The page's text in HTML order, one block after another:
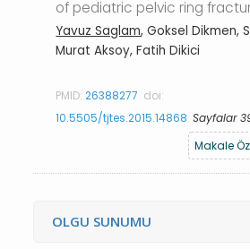
of pediatric pelvic ring
Yavuz Saglam, Goksel Dikmen,
Murat Aksoy, Fatih Dikici
PMID:26388277 doi:
10.5505/tjtes.2015.14868 Sayfalar
Makale
OLGU SUNUMU